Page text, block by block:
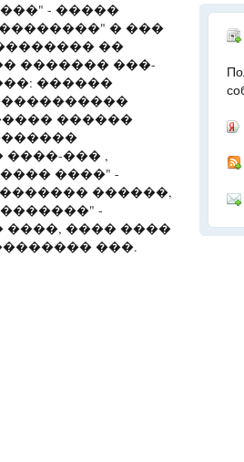
- �����
� ���
��
������� ���-
������
������
��� ,
����" -
������,
-
���� ����
���.